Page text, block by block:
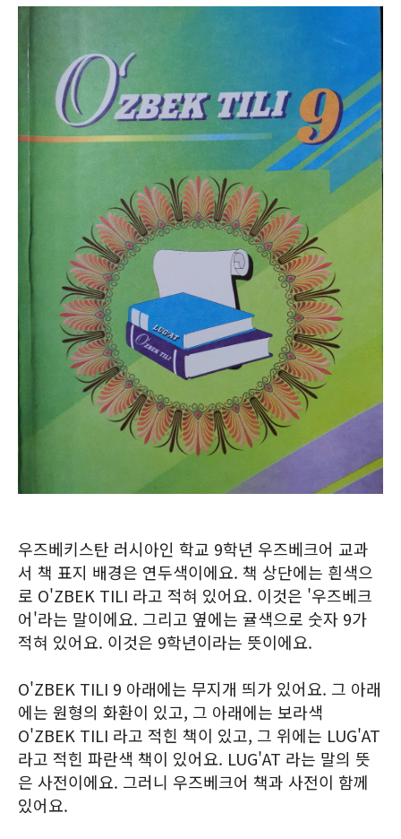
우즈베키스탄 러시아인 학교 9학년 우즈베크어 교과
서 책 표지 배경은 연두색이에요. 책 상단에는 흰색으
로 O'ZBEK TILI 라고 적혀 있어요. 이것은 '우즈베크
어'라는 말이에요. 그리고 옆에는 귤색으로 숫자 9가
적혀 있어요. 이것은 9학년이라는 뜻이에요.
O'ZBEK TILI 9 아래에는 무지개 띄가 있어요. 그 아래
에는 원형의 화환이 있고, 그 아래에는 보라색
O'ZBEK TILI 라고 적힌 책이 있고, 그 위에는 LUG'AT
라고 적힌 파란색 책이 있어요. LUG'AT 라는 말의 뜻
은 사전이에요. 그러니 우즈베크어 책과 사전이 함께
있어요.